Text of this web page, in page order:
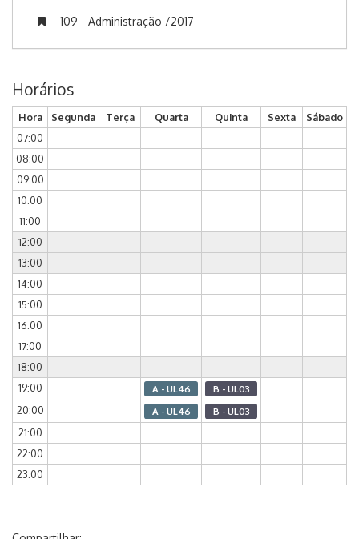
109 - Administração /2017
Horários
Hora Segunda Terça Quarta Quinta Sexta
Sábado
07:00
08:00
09:00
10:00
11:00
12:00
13:00
14:00
15:00
16:00
17:00
18:00
19:00
A - UL46 B - UL03
20:00 A - UL46 B - UL03
21:00
22:00
23:00